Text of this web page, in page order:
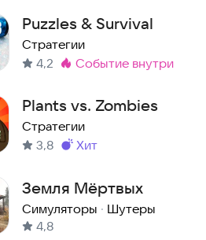
Puzzles & Survival
Стратегии
4,2
Метка:
событие внутри
Plants vs. Zombies
Стратегии
3,8
Метка
хит
Земля Мёртвых
Симуляторы · Шутеры
4,8